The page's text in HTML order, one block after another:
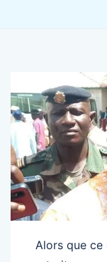
Alors que ce